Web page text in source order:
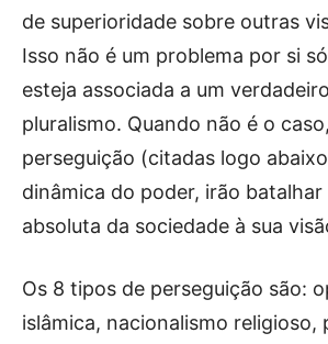
de superioridade sobre outras
Isso não é um problema por si
esteja associada a um
pluralismo. Quando não é o
perseguição (citadas logo
dinâmica do poder, irão batalhar
absoluta da sociedade à sua
Os 8 tipos de perseguição são:
islâmica, nacionalismo religioso,